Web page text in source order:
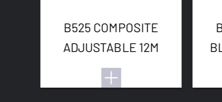
B525 COMPOSITE
ADJUSTABLE 12M